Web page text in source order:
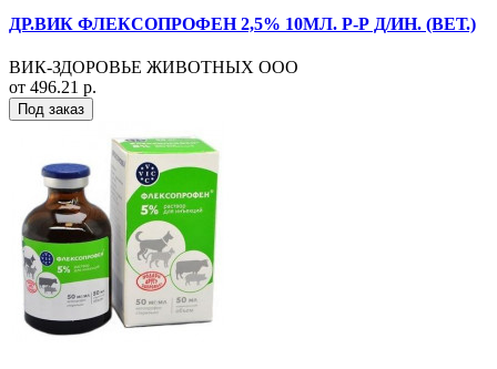
ДР.ВИК ФЛЕКСОПРОФЕН 2,5% 10МЛ. Р-Р Д/ИН. (ВЕТ.)
ВИК-ЗДОРОВЬЕ ЖИВОТНЫХ ООО
от 496.21 р.
Под заказ